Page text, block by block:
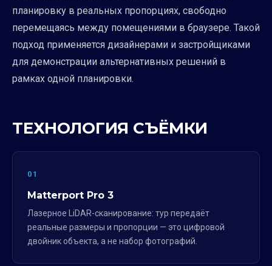
планировку в реальных пропорциях, свободно
перемещаясь между помещениями в браузере. Такой
подход применяется дизайнерами и застройщиками
для демонстрации альтернативных решений в
рамках одной планировки.
ТЕХНОЛОГИЯ СЪЁМКИ
01
Matterport Pro 3
Лазерное LiDAR-сканирование: тур передаёт
реальные размеры и пропорции — это цифровой
двойник объекта, а не набор фотографий.